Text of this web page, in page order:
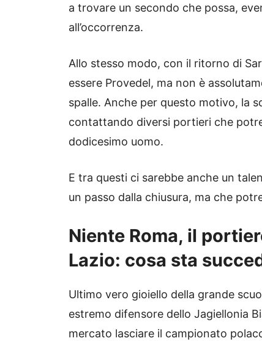
a trovare un secondo che possa,
all’occorrenza.
Allo stesso modo, con il ritorno di
essere Provedel, ma non è
spalle. Anche per questo motivo, la
contattando diversi portieri che
dodicesimo uomo.
E tra questi ci sarebbe anche un
un passo dalla chiusura, ma che
Niente Roma, il
Lazio: cosa sta
Ultimo vero gioiello della grande
estremo difensore dello Jagiellonia
mercato lasciare il campionato